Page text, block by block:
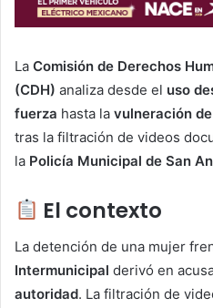
La Comisión de Derechos
(CDH) analiza desde el uso
fuerza hasta la vulneración de
tras la filtración de videos
la Policía Municipal de San
El contexto
La detención de una mujer
Intermunicipal derivó en
autoridad. La filtración de